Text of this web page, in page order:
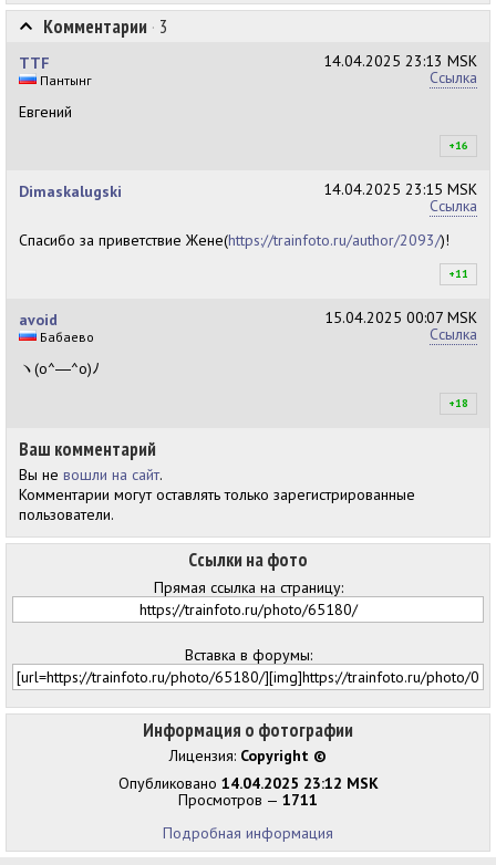
Информация о фотографии
Лицензия: Copyright ©
Опубликовано 14.04.2025 23:12 MSK
Просмотров — 1711
Подробная информация
Ссылки на фото
Прямая ссылка на страницу:
Вставка в форумы:
Комментарии · 3
14.04.2025 23:13 MSK
Ссылка
TTF
Пантынг
Евгений
+16
14.04.2025 23:15 MSK
Ссылка
Dimaskalugski
Спасибо за приветствие Жене(https://trainfoto.ru/author/2093/)!
+11
15.04.2025 00:07 MSK
Ссылка
avoid
Бабаево
ヽ(o^―^o)ﾉ
+18
Ваш комментарий
Вы не вошли на сайт.
Комментарии могут оставлять только зарегистрированные
пользователи.